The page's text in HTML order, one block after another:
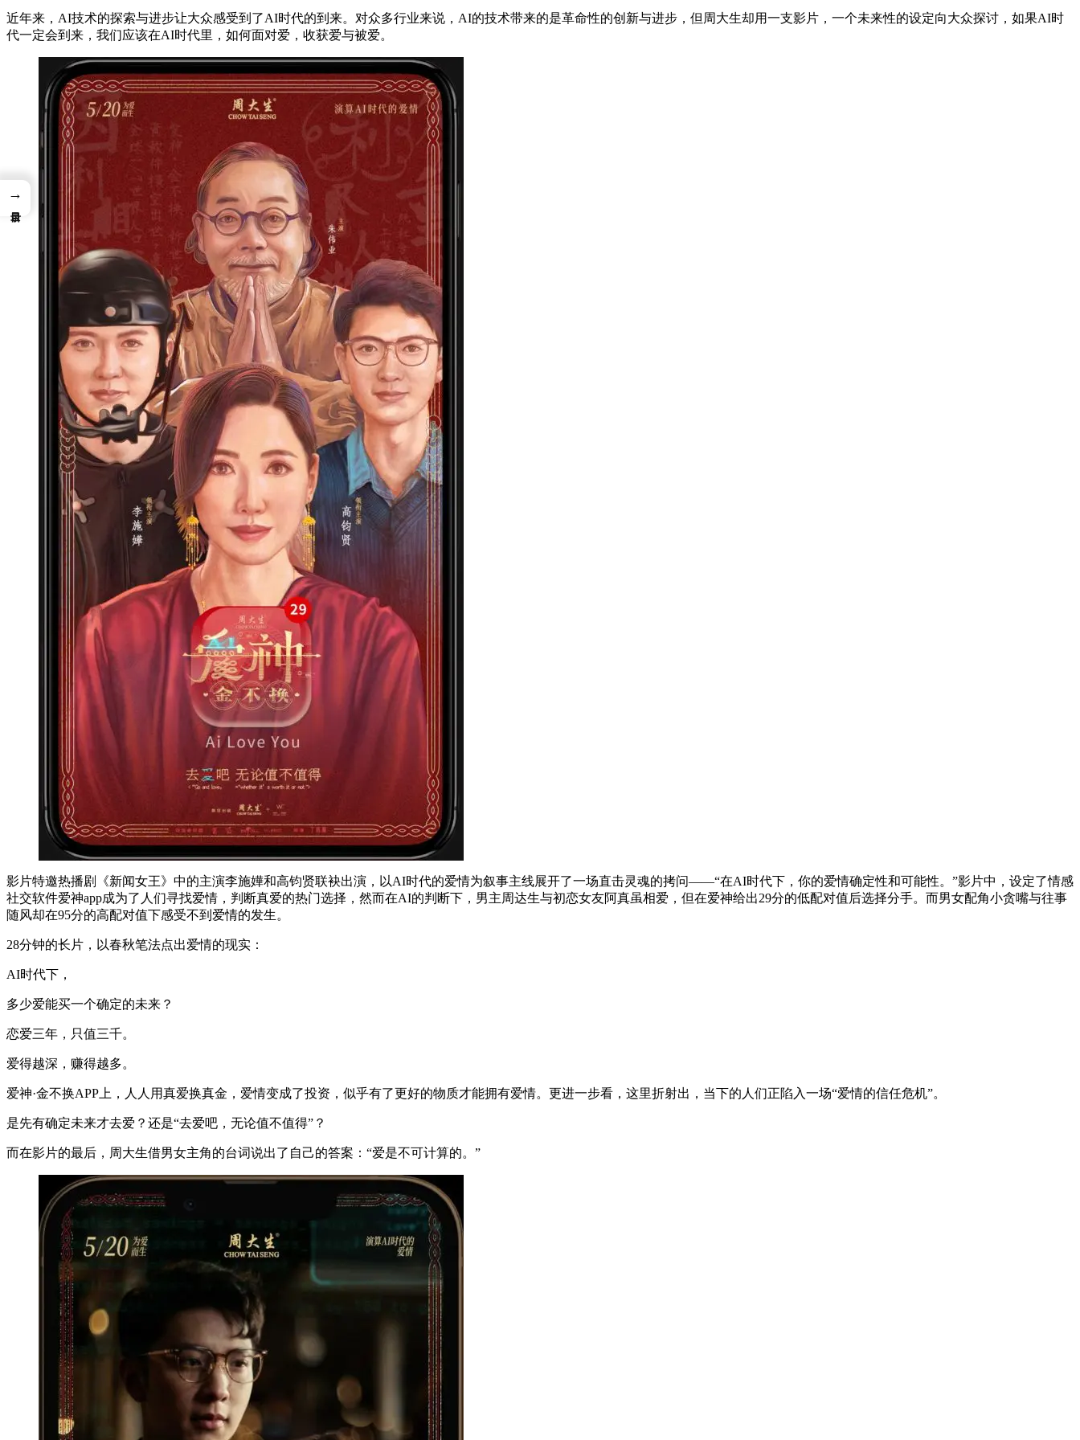
近年来，AI技术的探索与进步让大众感受到了AI时代的到来。对众多行业来说，AI的技术带来的是革命性的创新与进步，但周大生却用一支影片，一个未来性的设定向大众探讨，如果AI时
代一定会到来，我们应该在AI时代里，如何面对爱，收获爱与被爱。
影片特邀热播剧《新闻女王》中的主演李施嬅和高钧贤联袂出演，以AI时代的爱情为叙事主线展开了一场直击灵魂的拷问——“在AI时代下，你的爱情确定性和可能性。”影片中，设定了情感
社交软件爱神app成为了人们寻找爱情，判断真爱的热门选择，然而在AI的判断下，男主周达生与初恋女友阿真虽相爱，但在爱神给出29分的低配对值后选择分手。而男女配角小贪嘴与往事
随风却在95分的高配对值下感受不到爱情的发生。
28分钟的长片，以春秋笔法点出爱情的现实：
AI时代下，
多少爱能买一个确定的未来？
恋爱三年，只值三千。
爱得越深，赚得越多。
爱神·金不换APP上，人人用真爱换真金，爱情变成了投资，似乎有了更好的物质才能拥有爱情。更进一步看，这里折射出，当下的人们正陷入一场“爱情的信任危机”。
是先有确定未来才去爱？还是“去爱吧，无论值不值得”？
而在影片的最后，周大生借男女主角的台词说出了自己的答案：“爱是不可计算的。”
→